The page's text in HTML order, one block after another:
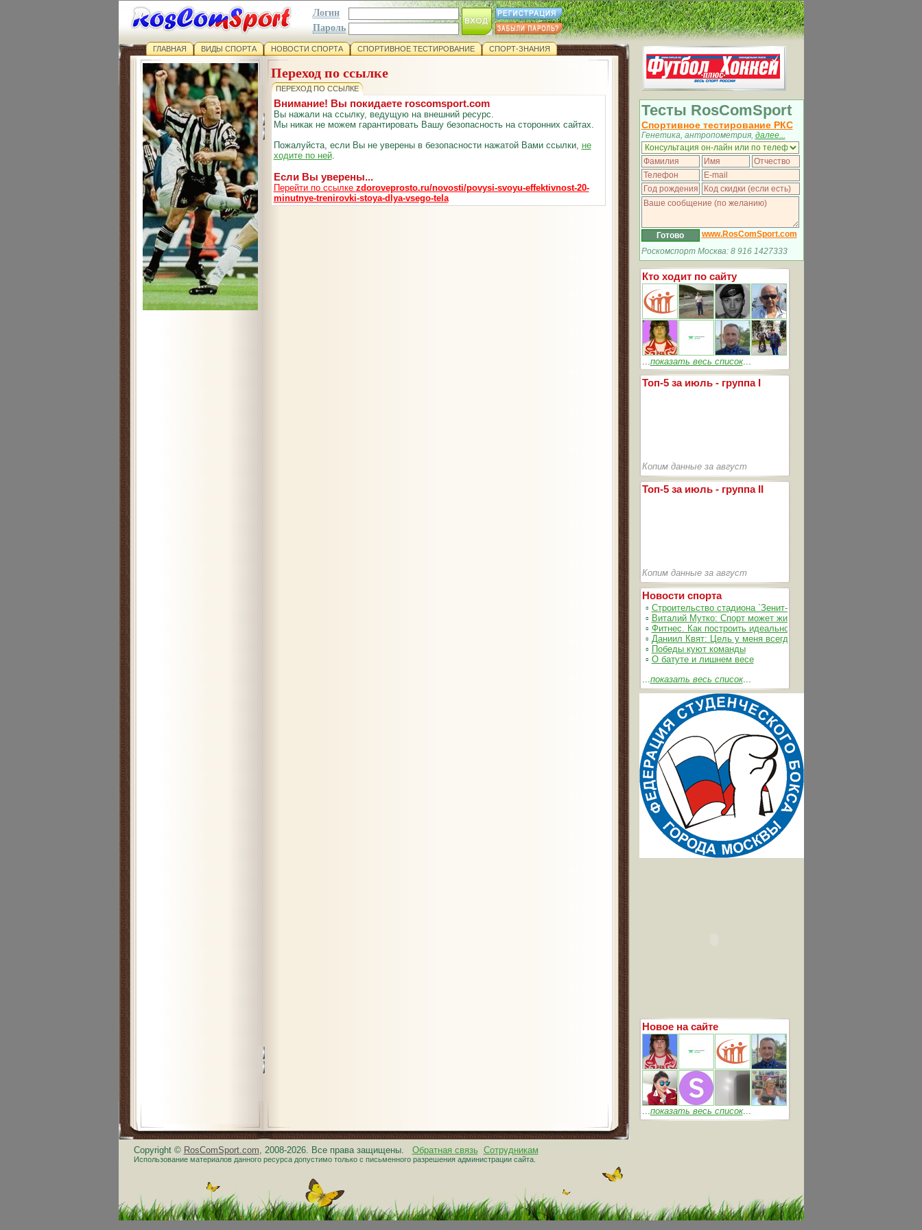
Логин
Пароль
ГЛАВНАЯ ВИДЫ СПОРТА НОВОСТИ СПОРТА СПОРТИВНОЕ ТЕСТИРОВАНИЕ СПОРТ-ЗНАНИЯ
Переход по ссылке
ПЕРЕХОД ПО ССЫЛКЕ
Внимание! Вы покидаете roscomsport.com
Вы нажали на ссылку, ведущую на внешний ресурс.
Мы никак не можем гарантировать Вашу безопасность на сторонних сайтах.
Пожалуйста, если Вы не уверены в безопасности нажатой Вами ссылки, не
ходите по ней.
Если Вы уверены...
Перейти по ссылке zdoroveprosto.ru/novosti/povysi-svoyu-effektivnost-20-
minutnye-trenirovki-stoya-dlya-vsego-tela
Copyright © RosComSport.com, 2008-2026. Все права защищены. Обратная связь Сотрудникам
Использование материалов данного ресурса допустимо только с письменного разрешения администрации сайта.
Тесты RosComSport
Спортивное тестирование РКС
Генетика, антропометрия, далее...
www.RosComSport.com
Роскомспорт Москва: 8 916 1427333
Кто ходит по сайту
...показать весь список...
Топ-5 за июль - группа I
Копим данные за август
Топ-5 за июль - группа II
Копим данные за август
Новости спорта
▫ Строительство стадиона `Зенит-Арена` идет согласно графика
▫ Виталий Мутко: Спорт может жить без допинга
▫ Фитнес. Как построить идеальное тело
▫ Даниил Квят: Цель у меня всегда одна – выжимать из себя и
▫ Победы куют команды
▫ О батуте и лишнем весе
...показать весь список...
Новое на сайте
...показать весь список...